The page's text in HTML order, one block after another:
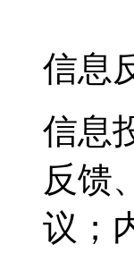
信息
信息
反馈
议；